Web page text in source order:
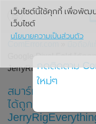
Google Pixel Fold ได้ถู
JerryRigEverything
สมาร์ทโฟนหน้าจอ
ได้ถูกทดสอบความ
เว็บไซต์นี้ใช้คุกกี้ เพื่อพัฒ
เว็บไซต์
นโยบายความเป็นส่วนตัว
กดติดตาม
ใหม่ๆ